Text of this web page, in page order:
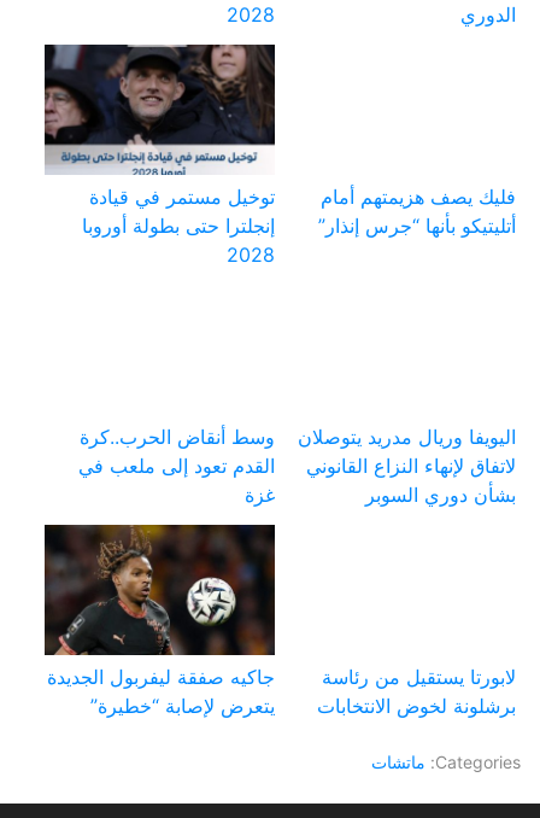
الدوري
2028
فليك يصف هزيمتهم أمام
أتليتيكو بأنها “جرس إنذار”
توخيل مستمر في قيادة
إنجلترا حتى بطولة أوروبا
2028
اليويفا وريال مدريد يتوصلان
لاتفاق لإنهاء النزاع القانوني
بشأن دوري السوبر
وسط أنقاض الحرب..كرة
القدم تعود إلى ملعب في
غزة
لابورتا يستقيل من رئاسة
برشلونة لخوض الانتخابات
جاكيه صفقة ليفربول الجديدة
يتعرض لإصابة “خطيرة”
Categories: ماتشات